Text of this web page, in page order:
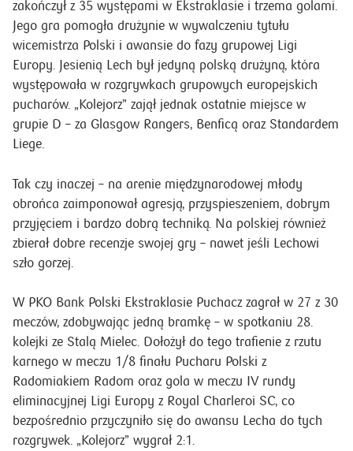
zakończył z 35 występami w Ekstraklasie i trzema golami.
Jego gra pomogła drużynie w wywalczeniu tytułu
wicemistrza Polski i awansie do fazy grupowej Ligi
Europy. Jesienią Lech był jedyną polską drużyną, która
występowała w rozgrywkach grupowych europejskich
pucharów. „Kolejorz” zajął jednak ostatnie miejsce w
grupie D – za Glasgow Rangers, Benficą oraz Standardem
Liege.
Tak czy inaczej – na arenie międzynarodowej młody
obrońca zaimponował agresją, przyspieszeniem, dobrym
przyjęciem i bardzo dobrą techniką. Na polskiej również
zbierał dobre recenzje swojej gry – nawet jeśli Lechowi
szło gorzej.
W PKO Bank Polski Ekstraklasie Puchacz zagrał w 27 z 30
meczów, zdobywając jedną bramkę – w spotkaniu 28.
kolejki ze Stalą Mielec. Dołożył do tego trafienie z rzutu
karnego w meczu 1/8 finału Pucharu Polski z
Radomiakiem Radom oraz gola w meczu IV rundy
eliminacyjnej Ligi Europy z Royal Charleroi SC, co
bezpośrednio przyczyniło się do awansu Lecha do tych
rozgrywek. „Kolejorz” wygrał 2:1.